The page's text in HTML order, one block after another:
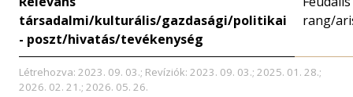
társadalmi/kulturális/gazdasági/politikai
- poszt/hivatás/tevékenység
rang/
Létrehozva: 2023. 09. 03.; Revíziók: 2023. 09. 03.; 2025. 01. 28.;
2026. 02. 21.; 2026. 05. 26.